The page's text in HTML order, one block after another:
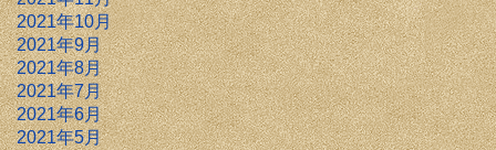
2021年10月
2021年9月
2021年8月
2021年7月
2021年6月
2021年5月